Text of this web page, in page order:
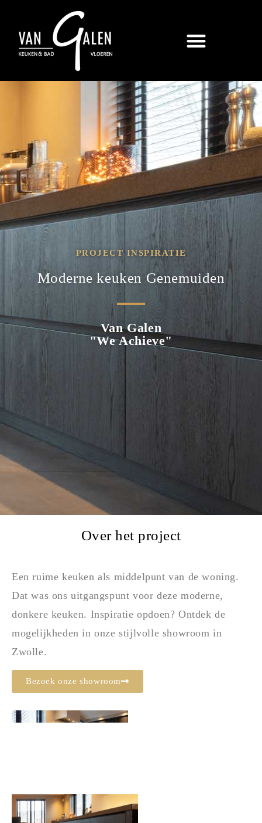
PROJECT INSPIRATIE
Moderne keuken Genemuiden
Van Galen
"We Achieve"
Over het project
Een ruime keuken als middelpunt van de woning.
Dat was ons uitgangspunt voor deze moderne,
donkere keuken. Inspiratie opdoen? Ontdek de
mogelijkheden in onze stijlvolle showroom in
Zwolle.
Bezoek onze showroom